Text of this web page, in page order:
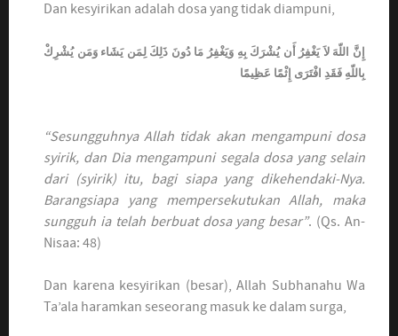
Dan kesyirikan adalah dosa yang tidak diampuni,
إِنَّ اللّهَ لاَ يَغْفِرُ أَن يُشْرَكَ بِهِ وَيَغْفِرُ مَا دُونَ ذَلِكَ لِمَن يَشَاء وَمَن يُشْرِكْ
بِاللّهِ فَقَدِ افْتَرَى إِثْمًا عَظِيمًا
“Sesungguhnya Allah tidak akan mengampuni dosa
syirik, dan Dia mengampuni segala dosa yang selain
dari (syirik) itu, bagi siapa yang dikehendaki-Nya.
Barangsiapa yang mempersekutukan Allah, maka
sungguh ia telah berbuat dosa yang besar”. (Qs. An-
Nisaa: 48)
Dan karena kesyirikan (besar), Allah Subhanahu Wa
Ta’ala haramkan seseorang masuk ke dalam surga,